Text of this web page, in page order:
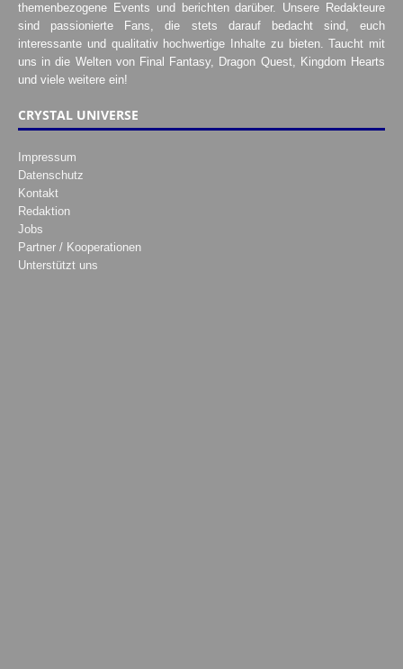
themenbezogene Events und berichten darüber. Unsere Redakteure
sind passionierte Fans, die stets darauf bedacht sind, euch
interessante und qualitativ hochwertige Inhalte zu bieten. Taucht mit
uns in die Welten von Final Fantasy, Dragon Quest, Kingdom Hearts
und viele weitere ein!
CRYSTAL UNIVERSE
Impressum
Datenschutz
Kontakt
Redaktion
Jobs
Partner / Kooperationen
Unterstützt uns